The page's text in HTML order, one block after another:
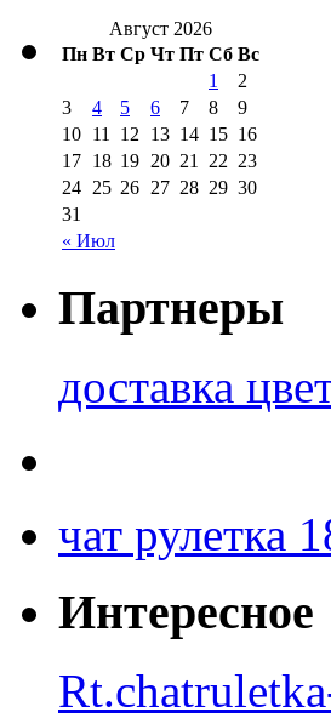
Август 2026
Пн Вт Ср Чт Пт Сб Вс
« Июл
1
2
3
4 5 6 7 8
9
10 11 12 13 14 15 16
17 18 19 20 21 22 23
24 25 26 27 28 29 30
31
Партнеры
доставка
чат рулетка
Интересное